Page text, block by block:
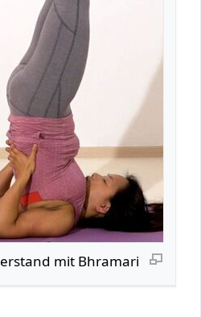
mit Bhramari